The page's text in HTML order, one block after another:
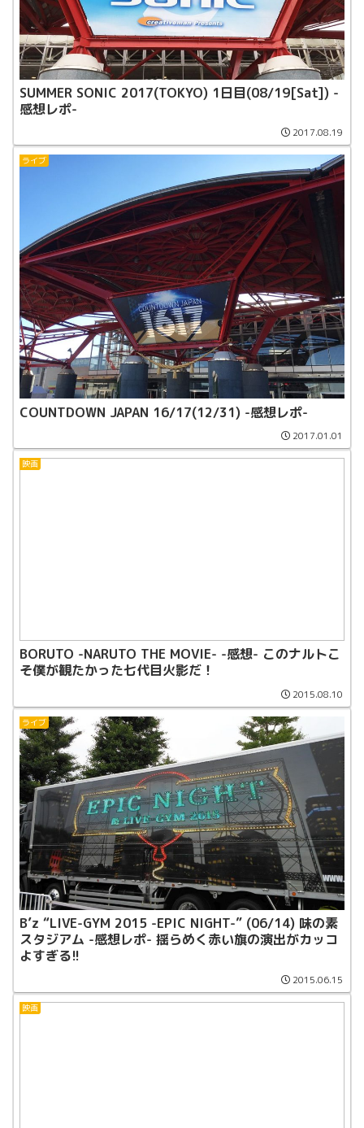
SUMMER SONIC 2017(TOKYO) 1日目(08/19[Sat]) -
感想レポ-
2017.08.19
ライブ
COUNTDOWN JAPAN 16/17(12/31) -感想レポ-
2017.01.01
映画
BORUTO -NARUTO THE MOVIE- -感想- このナルトこ
そ僕が観たかった七代目火影だ！
2015.08.10
ライブ
B’z “LIVE-GYM 2015 -EPIC NIGHT-” (06/14) 味の素
スタジアム -感想レポ- 揺らめく赤い旗の演出がカッコ
よすぎる!!
2015.06.15
映画